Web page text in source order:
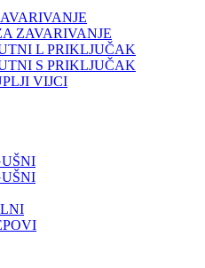
ZAVARIVANJE
L PRIKLJUČAK
S PRIKLJUČAK
VIJCI